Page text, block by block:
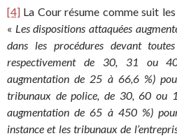
[4] La Cour résume comme suit
« Les dispositions attaquées
dans les procédures devant
respectivement de 30, 31 ou
augmentation de 25 à 66,6 %)
tribunaux de police, de 30, 60 ou
augmentation de 65 à 450 %)
instance et les tribunaux de